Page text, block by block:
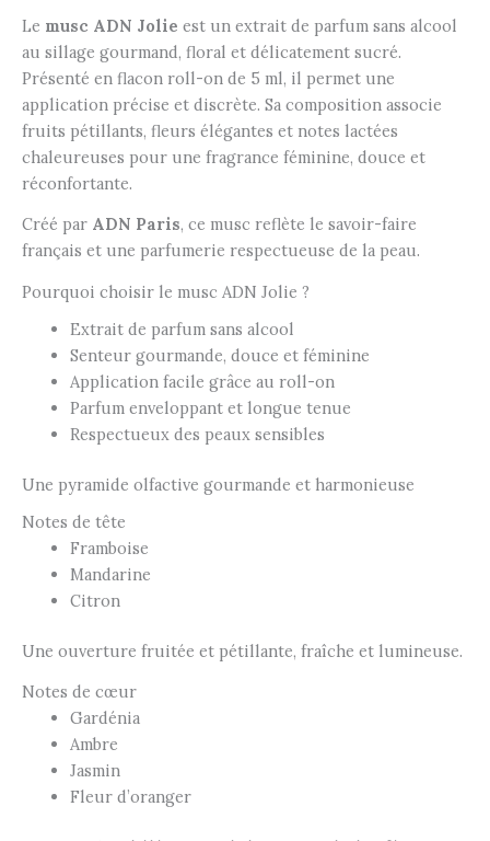
Le musc ADN Jolie est un extrait de parfum sans alcool
au sillage gourmand, floral et délicatement sucré.
Présenté en flacon roll-on de 5 ml, il permet une
application précise et discrète. Sa composition associe
fruits pétillants, fleurs élégantes et notes lactées
chaleureuses pour une fragrance féminine, douce et
réconfortante.
Créé par ADN Paris, ce musc reflète le savoir-faire
français et une parfumerie respectueuse de la peau.
Pourquoi choisir le musc ADN Jolie ?
Extrait de parfum sans alcool
Senteur gourmande, douce et féminine
Application facile grâce au roll-on
Parfum enveloppant et longue tenue
Respectueux des peaux sensibles
Une pyramide olfactive gourmande et harmonieuse
Notes de tête
Framboise
Mandarine
Citron
Une ouverture fruitée et pétillante, fraîche et lumineuse.
Notes de cœur
Gardénia
Ambre
Jasmin
Fleur d’oranger